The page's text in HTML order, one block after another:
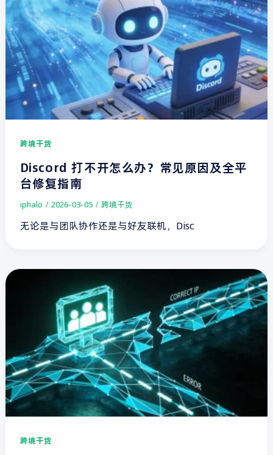
跨境干货
Discord 打不开怎么办？常见原因及全平
台修复指南
iphalo / 2026-03-05 / 跨境干货
无论是与团队协作还是与好友联机，Disc
跨境干货